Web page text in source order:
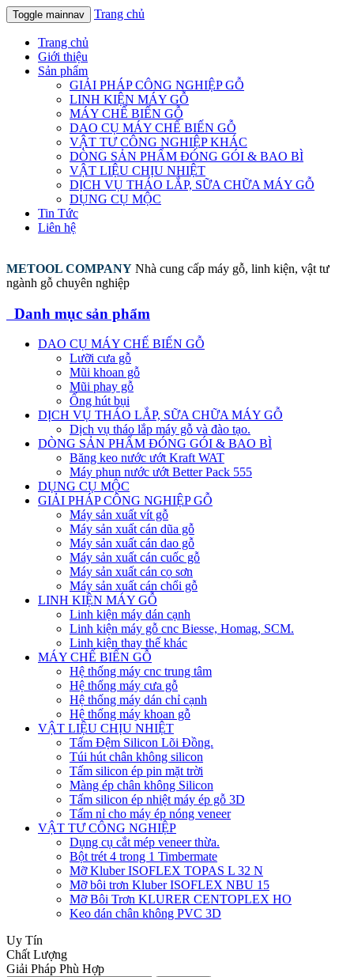
Toggle mainnav Trang chủ
Trang chủ
Giới thiệu
Sản phẩm
GIẢI PHÁP CÔNG NGHIỆP GỖ
LINH KIỆN MÁY GỖ
MÁY CHẾ BIẾN GỖ
DAO CỤ MÁY CHẾ BIẾN GỖ
VẬT TƯ CÔNG NGHIỆP KHÁC
DÒNG SẢN PHẨM ĐÓNG GÓI & BAO BÌ
VẬT LIỆU CHỊU NHIỆT
DỊCH VỤ THÁO LẮP, SỮA CHỮA MÁY GỖ
DỤNG CỤ MỘC
Tin Tức
Liên hệ
METOOL COMPANY Nhà cung cấp máy gỗ, linh kiện, vật tư
ngành gỗ chuyên nghiệp
Danh mục sản phẩm
DAO CỤ MÁY CHẾ BIẾN GỖ
Lưỡi cưa gỗ
Mũi khoan gỗ
Mũi phay gỗ
Ống hút bụi
DỊCH VỤ THÁO LẮP, SỮA CHỮA MÁY GỖ
Dịch vụ tháo lắp máy gỗ và đào tạo.
DÒNG SẢN PHẨM ĐÓNG GÓI & BAO BÌ
Băng keo nước ướt Kraft WAT
Máy phun nước ướt Better Pack 555
DỤNG CỤ MỘC
GIẢI PHÁP CÔNG NGHIỆP GỖ
Máy sản xuất vít gỗ
Máy sản xuất cán dũa gỗ
Máy sản xuất cán dao gỗ
Máy sản xuất cán cuốc gỗ
Máy sản xuất cán cọ sơn
Máy sản xuất cán chổi gỗ
LINH KIỆN MÁY GỖ
Linh kiện máy dán cạnh
Linh kiện máy gỗ cnc Biesse, Homag, SCM.
Linh kiện thay thế khác
MÁY CHẾ BIẾN GỖ
Hệ thống máy cnc trung tâm
Hệ thống máy cưa gỗ
Hệ thống máy dán chỉ cạnh
Hệ thống máy khoan gỗ
VẬT LIỆU CHỊU NHIỆT
Tấm Đệm Silicon Lõi Đồng.
Túi hút chân không silicon
Tấm silicon ép pin mặt trời
Màng ép chân không Silicon
Tấm silicon ép nhiệt máy ép gỗ 3D
Tấm nỉ cho máy ép nóng veneer
VẬT TƯ CÔNG NGHIỆP
Dụng cụ cắt mép veneer thừa.
Bột trét 4 trong 1 Timbermate
Mỡ Kluber ISOFLEX TOPAS L 32 N
Mỡ bôi trơn Kluber ISOFLEX NBU 15
Mỡ Bôi Trơn KLURER CENTOPLEX HO
Keo dán chân không PVC 3D
Uy Tín
Chất Lượng
Giải Pháp Phù Hợp